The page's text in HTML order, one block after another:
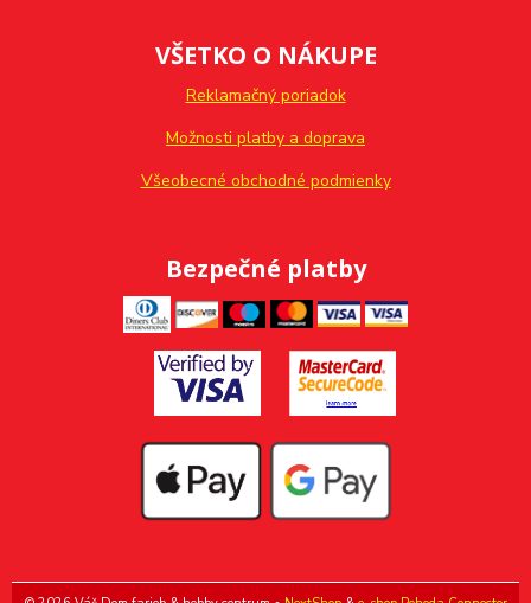
VŠETKO O NÁKUPE
Reklamačný poriadok
Možnosti platby a doprava
Všeobecné obchodné podmienky
Bezpečné platby